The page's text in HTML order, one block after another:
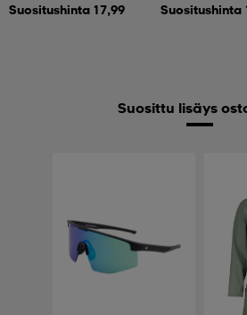
Suositushinta 17,99 Suositushinta
Suosittu lisäys